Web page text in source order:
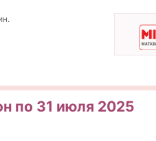
по 31 июля 2025